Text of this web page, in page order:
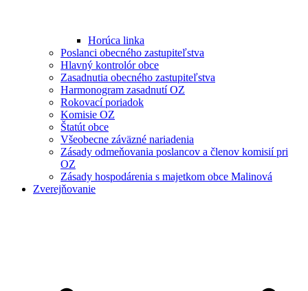
Horúca linka
Poslanci obecného zastupiteľstva
Hlavný kontrolór obce
Zasadnutia obecného zastupiteľstva
Harmonogram zasadnutí OZ
Rokovací poriadok
Komisie OZ
Štatút obce
Všeobecne záväzné nariadenia
Zásady odmeňovania poslancov a členov komisií pri
OZ
Zásady hospodárenia s majetkom obce Malinová
Zverejňovanie